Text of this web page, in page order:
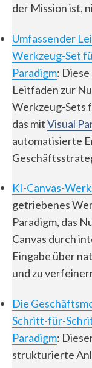
der Mission ist,
Umfassender
Werkzeug-Set
Paradigm:
Leitfaden zur
Werkzeug-Sets
das mitVisual
automatisierte
KI-Canvas-
getriebenes
Paradigm, das
Canvas durch
Eingabe über
und zu
Die
Schritt-für-
Paradigm:
strukturierte